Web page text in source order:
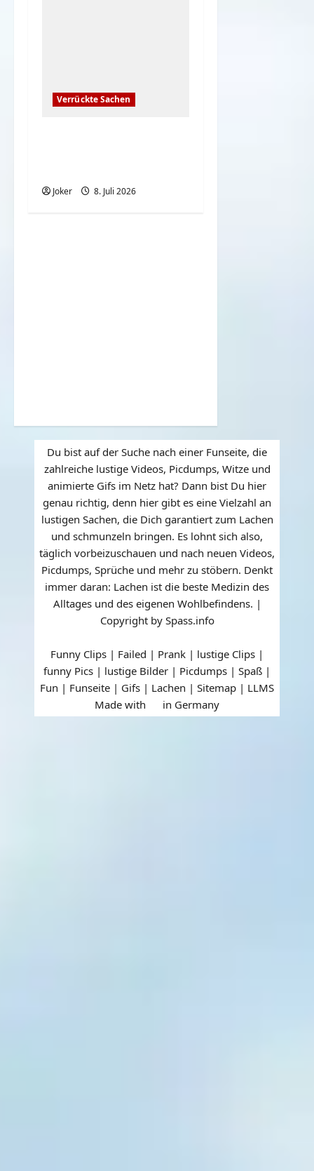
Verrückte Sachen
Joker 8. Juli 2026
Du bist auf der Suche nach einer Funseite, die
zahlreiche lustige Videos, Picdumps, Witze und
animierte Gifs im Netz hat? Dann bist Du hier
genau richtig, denn hier gibt es eine Vielzahl an
lustigen Sachen, die Dich garantiert zum Lachen
und schmunzeln bringen. Es lohnt sich also,
täglich vorbeizuschauen und nach neuen Videos,
Picdumps, Sprüche und mehr zu stöbern. Denkt
immer daran: Lachen ist die beste Medizin des
Alltages und des eigenen Wohlbefindens. |
Copyright by Spass.info
Funny Clips | Failed | Prank | lustige Clips |
funny Pics | lustige Bilder | Picdumps | Spaß |
Fun | Funseite | Gifs | Lachen | Sitemap | LLMS
Made with
in Germany